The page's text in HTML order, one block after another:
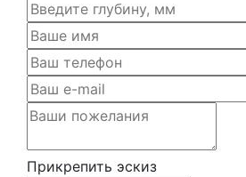
Прикрепить эскиз